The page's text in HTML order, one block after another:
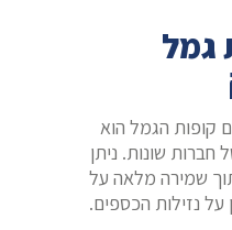
גמל
קופות הגמל הוא
חברות שונות. ניתן
שמירה מלאה על
על נזילות הכספים.